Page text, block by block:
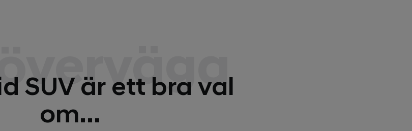
SUV är ett bra val
om...